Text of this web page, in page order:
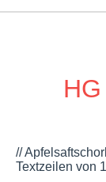
//
Textzeilen von